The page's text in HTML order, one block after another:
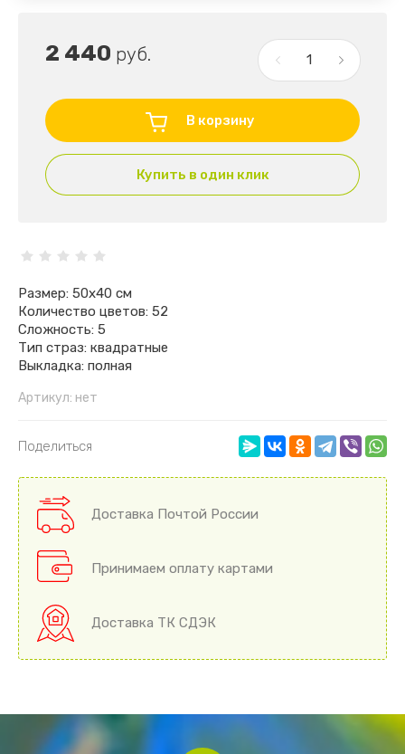
2 440 руб.
В корзину
Купить в один клик
Размер: 50х40 см
Количество цветов: 52
Сложность: 5
Тип страз: квадратные
Выкладка: полная
Артикул: нет
Поделиться
Доставка Почтой России
Принимаем оплату картами
Доставка ТК СДЭК